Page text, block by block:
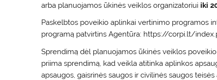
arba planuojamos ūkinės veiklos organizatoriui iki
Paskelbtos poveikio aplinkai vertinimo programos
programą patvirtins Agentūra: https://corpi.lt/
Sprendimą dėl planuojamos ūkinės veiklos
priima sprendimą, kad veikla atitinka aplinkos
apsaugos, gaisrinės saugos ir civilinės saugos